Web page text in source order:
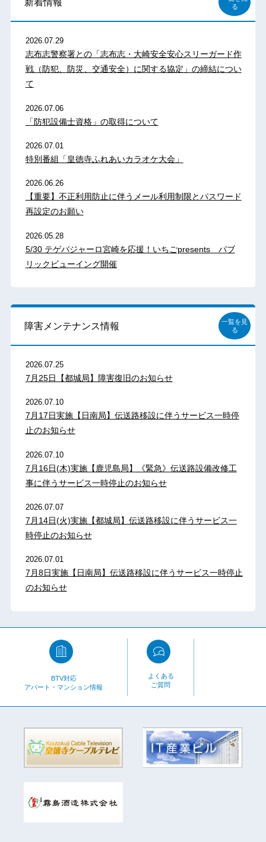
新着情報
る
2026.07.29
志布志警察署との「志布志・大崎安全安心スリーガード作
戦（防犯、防災、交通安全）に関する協定」の締結につい
て
2026.07.06
「防犯設備士資格」の取得について
2026.07.01
特別番組「皇徳寺ふれあいカラオケ大会」
2026.06.26
【重要】不正利用防止に伴うメール利用制限とパスワード
再設定のお願い
2026.05.28
5/30 テゲバジャーロ宮崎を応援！いちごpresents パブ
リックビューイング開催
障害メンテナンス情報
一覧を見
る
2026.07.25
7月25日【都城局】障害復旧のお知らせ
2026.07.10
7月17日実施【日南局】伝送路移設に伴うサービス一時停
止のお知らせ
2026.07.10
7月16日(木)実施【鹿児島局】《緊急》伝送路設備改修工
事に伴うサービス一時停止のお知らせ
2026.07.07
7月14日(火)実施【都城局】伝送路移設に伴うサービス一
時停止のお知らせ
2026.07.01
7月8日実施【日南局】伝送路移設に伴うサービス一時停止
のお知らせ
BTV対応
アパート・マンション情報
よくある
ご質問